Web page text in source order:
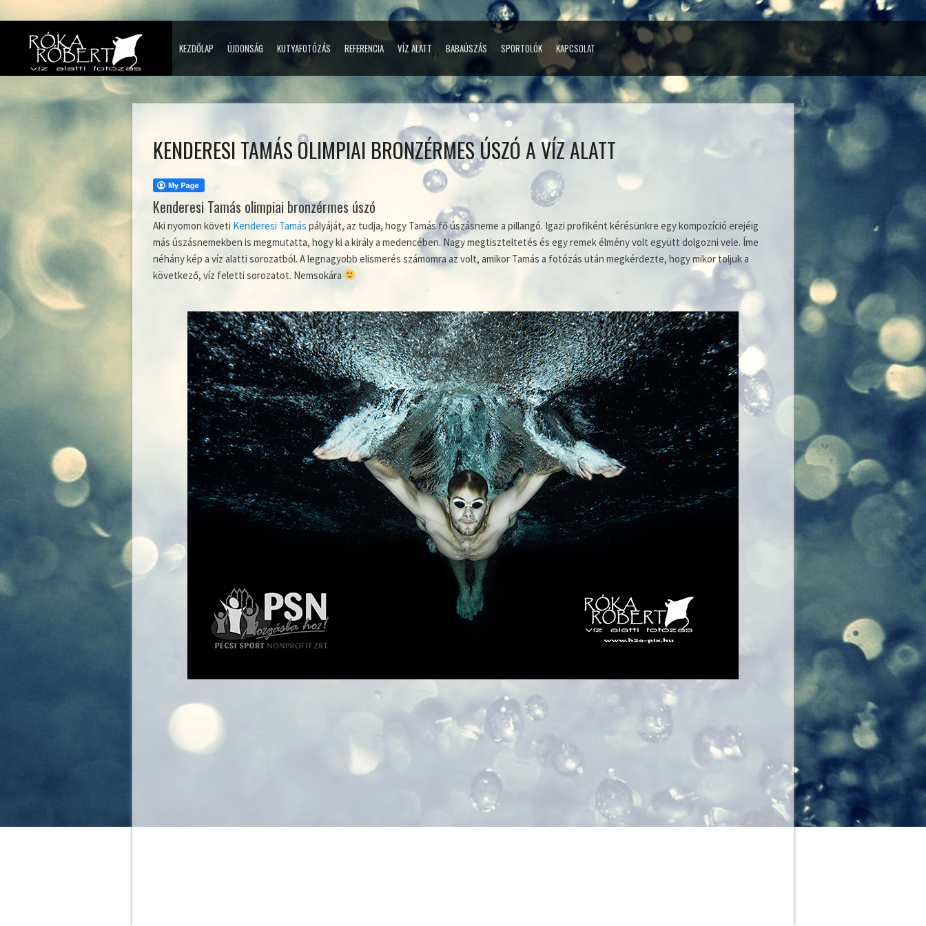
KEZDŐLAP ÚJDONSÁG KUTYAFOTÓZÁS REFERENCIA VÍZ ALATT BABAÚSZÁS SPORTOLÓK KAPCSOLAT
KENDERESI TAMÁS OLIMPIAI BRONZÉRMES ÚSZÓ A VÍZ ALATT
Kenderesi Tamás olimpiai bronzérmes úszó
Aki nyomon követi Kenderesi Tamás pályáját, az tudja, hogy Tamás fő úszásneme a pillangó. Igazi profiként kérésünkre egy kompozíció erejéig
más úszásnemekben is megmutatta, hogy ki a király a medencében. Nagy megtiszteltetés és egy remek élmény volt együtt dolgozni vele. Íme
néhány kép a víz alatti sorozatból. A legnagyobb elismerés számomra az volt, amikor Tamás a fotózás után megkérdezte, hogy mikor toljuk a
következő, víz feletti sorozatot. Nemsokára